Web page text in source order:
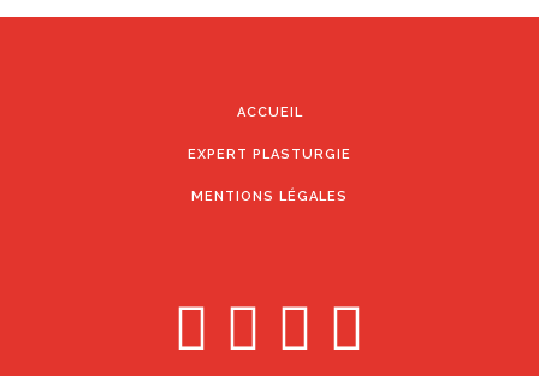
ACCUEIL
EXPERT PLASTURGIE
MENTIONS LÉGALES